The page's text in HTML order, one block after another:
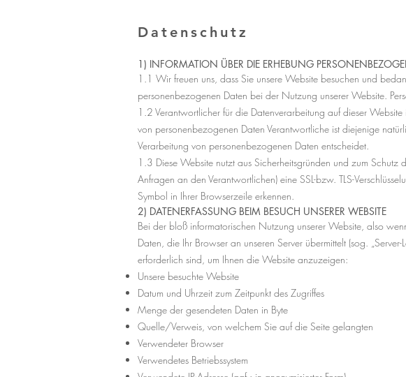
Datenschutz
1) INFORMATION ÜBER DIE ERHEBUNG
1.1 Wir freuen uns, dass Sie unsere Website besuchen und
personenbezogenen Daten bei der Nutzung unserer Website.
1.2 Verantwortlicher für die Datenverarbeitung auf dieser
von personenbezogenen Daten Verantwortliche ist diejenige
Verarbeitung von personenbezogenen Daten entscheidet.
1.3 Diese Website nutzt aus Sicherheitsgründen und zum
Anfragen an den Verantwortlichen) eine SSL-bzw. TLS-
Symbol in Ihrer Browserzeile erkennen.
2) DATENERFASSUNG BEIM BESUCH UNSERER WEBSITE
Bei der bloß informatorischen Nutzung unserer Website, also
Daten, die Ihr Browser an unseren Server übermittelt (sog.
erforderlich sind, um Ihnen die Website anzuzeigen:
Unsere besuchte Website
Datum und Uhrzeit zum Zeitpunkt des Zugriffes
Menge der gesendeten Daten in Byte
Quelle/Verweis, von welchem Sie auf die Seite gelangten
Verwendeter Browser
Verwendetes Betriebssystem